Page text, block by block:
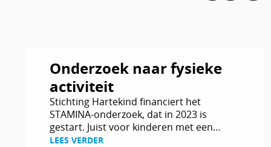
Onderzoek naar fysieke
activiteit
Stichting Hartekind financiert het
STAMINA-onderzoek, dat in 2023 is
gestart. Juist voor kinderen met een
hartafwijking is voldoende
LEES VERDER
verder